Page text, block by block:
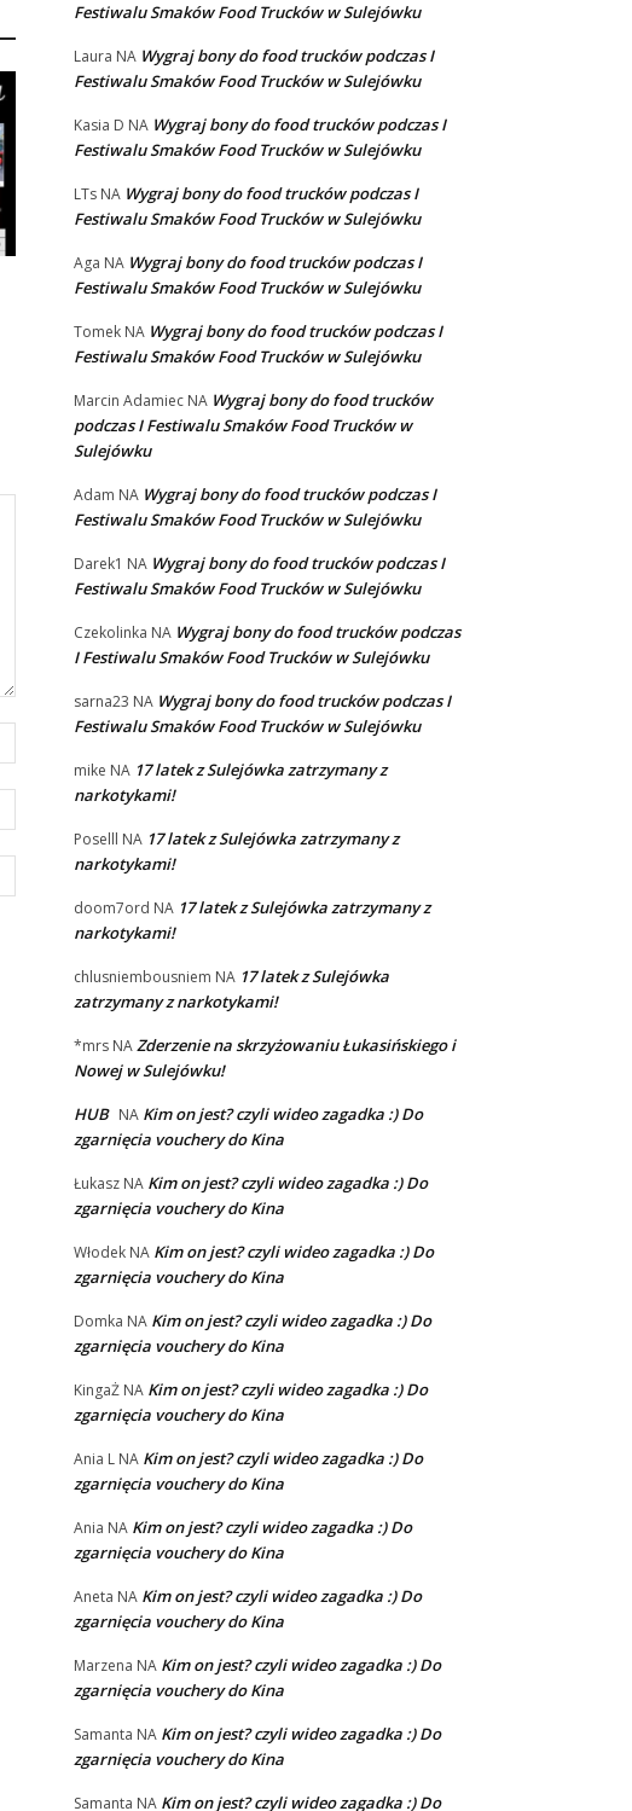
Nazwa:*
mail:*
Internetowa:
Festiwalu Smaków Food Trucków w Sulejówku
Laura NA Wygraj bony do food trucków podczas I
Festiwalu Smaków Food Trucków w Sulejówku
Kasia D NA Wygraj bony do food trucków podczas I
Festiwalu Smaków Food Trucków w Sulejówku
LTs NA Wygraj bony do food trucków podczas I
Festiwalu Smaków Food Trucków w Sulejówku
Aga NA Wygraj bony do food trucków podczas I
Festiwalu Smaków Food Trucków w Sulejówku
Tomek NA Wygraj bony do food trucków podczas I
Festiwalu Smaków Food Trucków w Sulejówku
Marcin Adamiec NA Wygraj bony do food trucków
podczas I Festiwalu Smaków Food Trucków w
Sulejówku
Adam NA Wygraj bony do food trucków podczas I
Festiwalu Smaków Food Trucków w Sulejówku
Darek1 NA Wygraj bony do food trucków podczas I
Festiwalu Smaków Food Trucków w Sulejówku
Czekolinka NA Wygraj bony do food trucków podczas
I Festiwalu Smaków Food Trucków w Sulejówku
sarna23 NA Wygraj bony do food trucków podczas I
Festiwalu Smaków Food Trucków w Sulejówku
mike NA 17 latek z Sulejówka zatrzymany z
narkotykami!
Poselll NA 17 latek z Sulejówka zatrzymany z
narkotykami!
doom7ord NA 17 latek z Sulejówka zatrzymany z
narkotykami!
chlusniembousniem NA 17 latek z Sulejówka
zatrzymany z narkotykami!
*mrs NAZderzenie na skrzyżowaniu Łukasińskiego i
Nowej w Sulejówku!
HUB NA Kim on jest? czyli wideo zagadka :) Do
zgarnięcia vouchery do Kina
Łukasz NA Kim on jest? czyli wideo zagadka :) Do
zgarnięcia vouchery do Kina
Włodek NA Kim on jest? czyli wideo zagadka :) Do
zgarnięcia vouchery do Kina
Domka NA Kim on jest? czyli wideo zagadka :) Do
zgarnięcia vouchery do Kina
KingaŻ NA Kim on jest? czyli wideo zagadka :) Do
zgarnięcia vouchery do Kina
Ania L NA Kim on jest? czyli wideo zagadka :) Do
zgarnięcia vouchery do Kina
Ania NA Kim on jest? czyli wideo zagadka :) Do
zgarnięcia vouchery do Kina
Aneta NA Kim on jest? czyli wideo zagadka :) Do
zgarnięcia vouchery do Kina
Marzena NA Kim on jest? czyli wideo zagadka :) Do
zgarnięcia vouchery do Kina
Samanta NA Kim on jest? czyli wideo zagadka :) Do
zgarnięcia vouchery do Kina
Samanta NA Kim on jest? czyli wideo zagadka :) Do